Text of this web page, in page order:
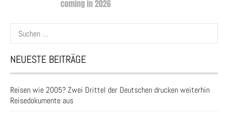
Suchen
nach:
NEUESTE BEITRÄGE
Reisen wie 2005? Zwei Drittel der Deutschen drucken weiterhin
Reisedokumente aus